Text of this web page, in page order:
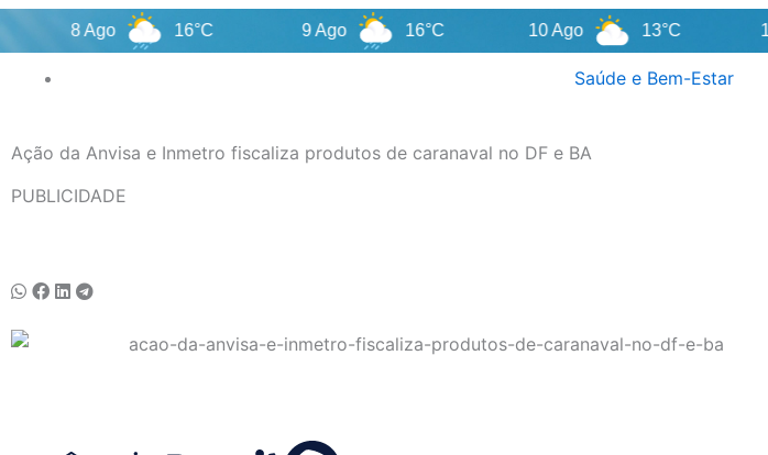
16°C 16°C 10 Ago 13°C 11 Ago
Saúde e Bem-Estar
Ação da Anvisa e Inmetro fiscaliza produtos de caranaval no DF e BA
PUBLICIDADE